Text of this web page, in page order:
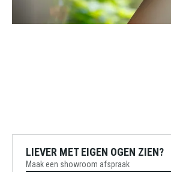
LIEVER MET EIGEN OGEN ZIEN?
Maak een showroom afspraak